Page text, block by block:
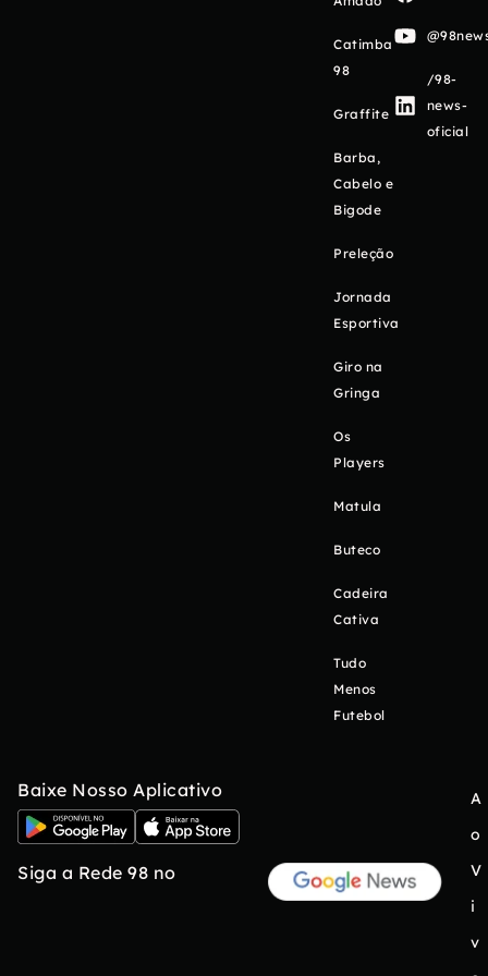
Catimba
98
Graffite
Barba,
Cabelo e
Bigode
Preleção
Jornada
Esportiva
Giro na
Gringa
Os
Players
Matula
Buteco
Cadeira
Cativa
Tudo
Menos
Futebol
/98-
news-
oficial
Baixe Nosso Aplicativo
Siga a Rede 98 no
A
o
V
i
v